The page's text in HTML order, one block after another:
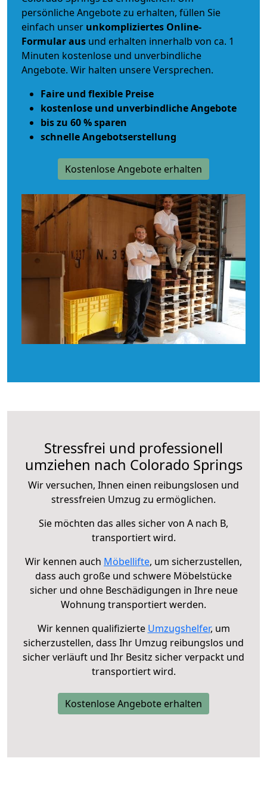
persönliche Angebote zu erhalten, füllen Sie
einfach unser unkompliziertes Online-
Formular aus und erhalten innerhalb von ca. 1
Minuten kostenlose und unverbindliche
Angebote. Wir halten unsere Versprechen.
Faire und flexible Preise
kostenlose und unverbindliche Angebote
bis zu 60 % sparen
schnelle Angebotserstellung
Kostenlose Angebote erhalten
Stressfrei und professionell
umziehen nach Colorado Springs
Wir versuchen, Ihnen einen reibungslosen und
stressfreien Umzug zu ermöglichen.
Sie möchten das alles sicher von A nach B,
transportiert wird.
Wir kennen auch Möbellifte, um sicherzustellen,
dass auch große und schwere Möbelstücke
sicher und ohne Beschädigungen in Ihre neue
Wohnung transportiert werden.
Wir kennen qualifizierte Umzugshelfer, um
sicherzustellen, dass Ihr Umzug reibungslos und
sicher verläuft und Ihr Besitz sicher verpackt und
transportiert wird.
Kostenlose Angebote erhalten